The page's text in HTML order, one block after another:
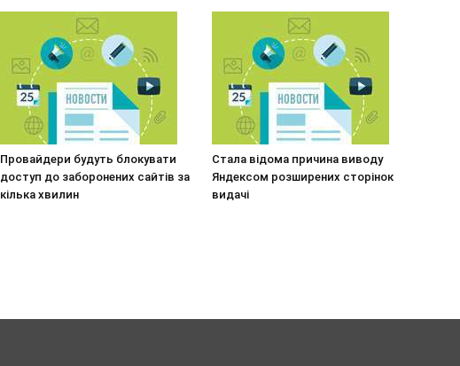
Провайдери будуть блокувати
доступ до заборонених сайтів за
кілька хвилин
Стала відома причина виводу
Яндексом розширених сторінок
видачі